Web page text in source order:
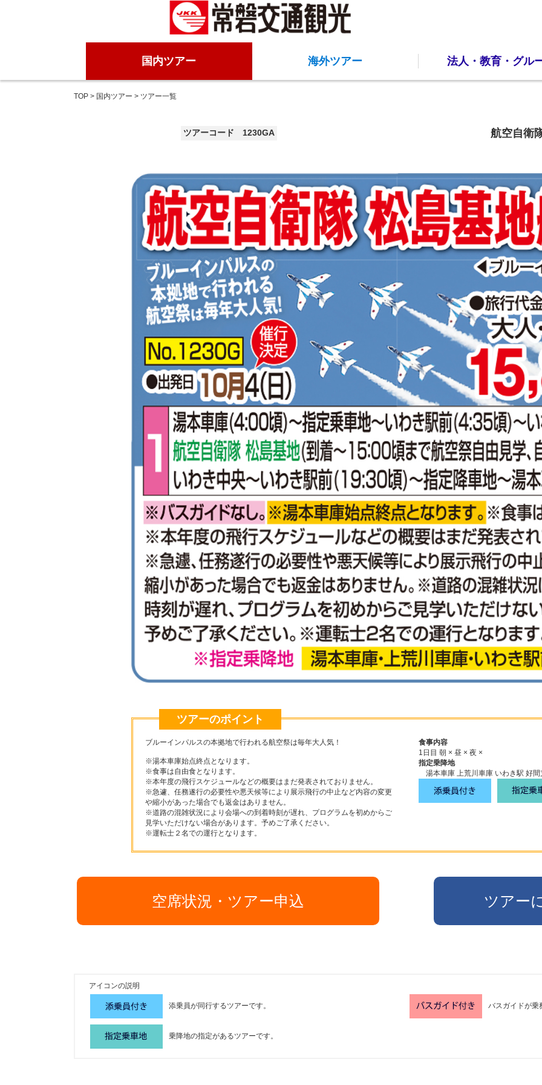
国内ツアー 海外ツアー 法人・教育・グル
TOP > 国内ツアー > ツアー一覧
ツアーコード 1230GA 航空自衛
ツアーのポイント
ブルーインパルスの本拠地で行われる航空祭は毎年大人気！
※湯本車庫始点終点となります。
※食事は自由食となります。
※本年度の飛行スケジュールなどの概要はまだ発表されておりません。
※急遽、任務遂行の必要性や悪天候等により展示飛行の中止など内容の変更
や縮小があった場合でも返金はありません。
※道路の混雑状況により会場への到着時刻が遅れ、プログラムを初めからご
見学いただけない場合があります。予めご了承ください。
※運転士２名での運行となります。
食事内容
1日目 朝 × 昼 × 夜 ×
指定乗降地
湯本車庫 上荒川車庫 いわき駅 好間
空席状況・ツアー申込 ツアー
アイコンの説明
添乗員が同行するツアーです。 バスガイドが乗
乗降地の指定があるツアーです。